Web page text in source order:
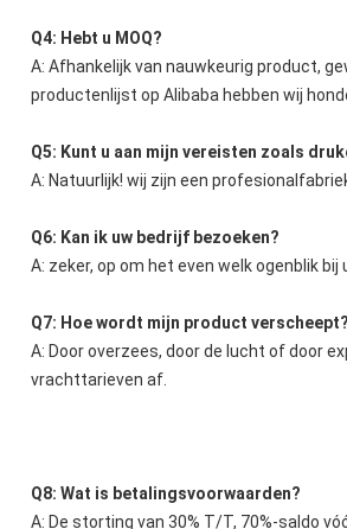
Q4: Hebt u MOQ?
A: Afhankelijk van nauwkeurig product,
productenlijst op Alibaba hebben wij
Q5: Kunt u aan mijn vereisten zoals
A: Natuurlijk! wij zijn een
Q6: Kan ik uw bedrijf bezoeken?
A: zeker, op om het even welk ogenblik
Q7: Hoe wordt mijn product
A: Door overzees, door de lucht of door
vrachttarieven af.
Q8: Wat is betalingsvoorwaarden?
A: De storting van 30% T/T, 70%-saldo